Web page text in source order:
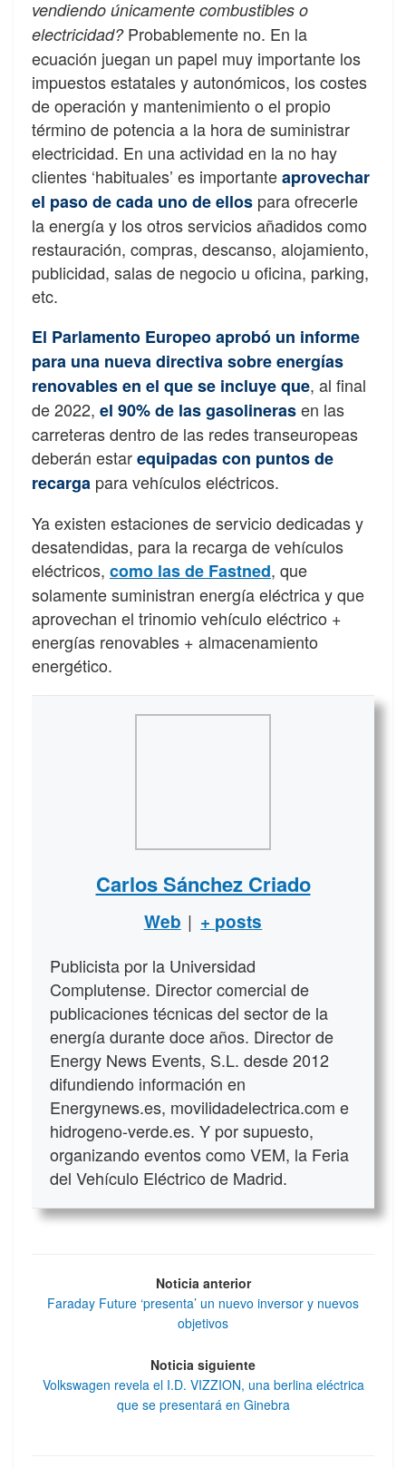
vendiendo únicamente combustibles o
electricidad?Probablemente no. En la
ecuación juegan un papel muy importante los
impuestos estatales y autonómicos, los costes
de operación y mantenimiento o el propio
término de potencia a la hora de suministrar
electricidad. En una actividad en la no hay
clientes ‘habituales’ es importanteaprovechar
el paso de cada uno de ellos para ofrecerle
la energía y los otros servicios añadidos como
restauración, compras, descanso, alojamiento,
publicidad, salas de negocio u oficina, parking,
etc.
El Parlamento Europeo aprobó un informe
para una nueva directiva sobre energías
renovables en el que se incluye que, al final
de 2022, el 90% de las gasolinerasen las
carreteras dentro de las redes transeuropeas
deberán estarequipadas con puntos de
recarga para vehículos eléctricos.
Ya existen estaciones de servicio dedicadas y
desatendidas, para la recarga de vehículos
eléctricos, como las de Fastned, que
solamente suministran energía eléctrica y que
aprovechan el trinomio vehículo eléctrico +
energías renovables + almacenamiento
energético.
Carlos Sánchez Criado
Web | + posts
Publicista por la Universidad
Complutense. Director comercial de
publicaciones técnicas del sector de la
energía durante doce años. Director de
Energy News Events, S.L. desde 2012
difundiendo información en
Energynews.es, movilidadelectrica.com e
hidrogeno-verde.es. Y por supuesto,
organizando eventos como VEM, la Feria
del Vehículo Eléctrico de Madrid.
Noticia anterior
Faraday Future ‘presenta’ un nuevo inversor y nuevos
objetivos
Noticia siguiente
Volkswagen revela el I.D. VIZZION, una berlina eléctrica
que se presentará en Ginebra